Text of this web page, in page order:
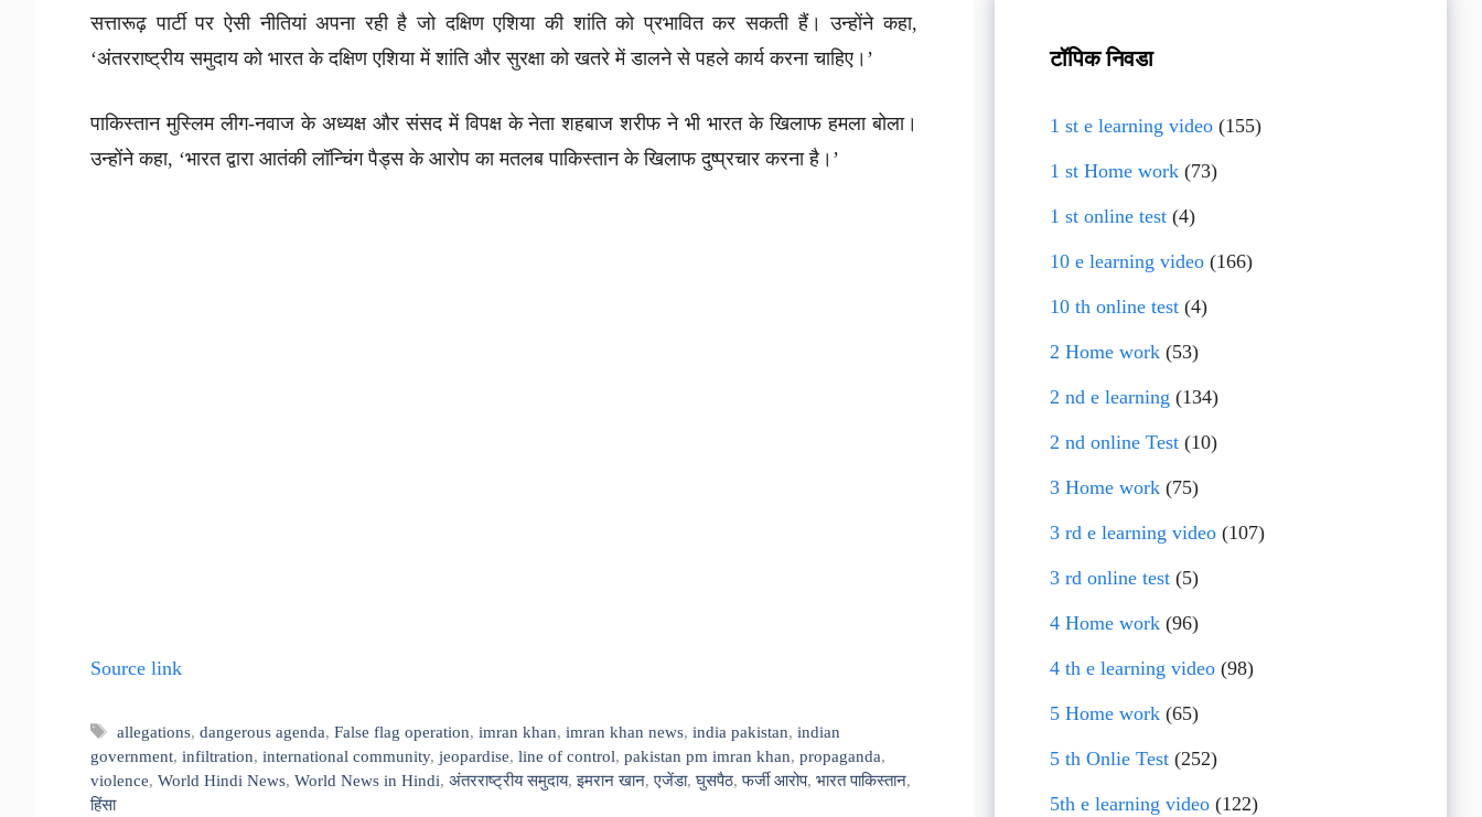
सत्तारूढ़ पार्टी पर ऐसी नीतियां अपना रही है जो दक्षिण एशिया की शांति को प्रभावित कर सकती हैं। उन्होंने कहा,
‘अंतरराष्ट्रीय समुदाय को भारत के दक्षिण एशिया में शांति और सुरक्षा को खतरे में डालने से पहले कार्य करना चाहिए।’
पाकिस्तान मुस्लिम लीग-नवाज के अध्यक्ष और संसद में विपक्ष के नेता शहबाज शरीफ ने भी भारत के खिलाफ हमला बोला।
उन्होंने कहा, ‘भारत द्वारा आतंकी लॉन्चिंग पैड्स के आरोप का मतलब पाकिस्तान के खिलाफ दुष्प्रचार करना है।’
Source link
Tags
allegations,dangerous agenda,False flag operation,imran khan,imran khan news,india pakistan,indian
government, infiltration, international community, jeopardise, line of control, pakistan pm imran khan, propaganda,
violence, World Hindi News, World News in Hindi, अंतरराष्ट्रीय समुदाय,इमरान खान,एजेंडा,घुसपैठ,फर्जी आरोप, भारत पाकिस्तान,
हिंसा
टॉपिक निवडा
1 st e learning video (155)
1 st Home work (73)
1 st online test (4)
10 e learning video (166)
10 th online test (4)
2 Home work (53)
2 nd e learning (134)
2 nd online Test (10)
3 Home work (75)
3 rd e learning video (107)
3 rd online test (5)
4 Home work (96)
4 th e learning video (98)
5 Home work (65)
5 th Onlie Test (252)
5th e learning video (122)